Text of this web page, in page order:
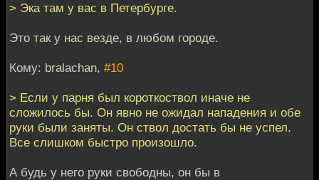
> Эка там у вас в Петербурге.
Это так у нас везде, в любом городе.
Кому: bralachan, #10
> Если у парня был короткоствол иначе не
сложилось бы. Он явно не ожидал нападения и обе
руки были заняты. Он ствол достать бы не успел.
Все слишком быстро произошло.
А будь у него руки свободны, он бы в